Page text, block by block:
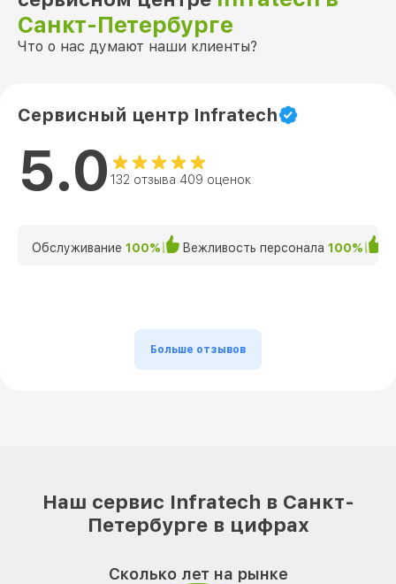
Санкт-Петербурге
Что о нас думают наши клиенты?
Сервисный центр Infratech
5.0 132 отзыва 409 оценок
Обслуживание 100% Вежливость персонала 100%
Больше отзывов
Наш сервис Infratech в Санкт-
Петербурге в цифрах
Сколько лет на рынке